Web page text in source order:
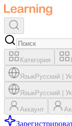
Категория
ЯзыкРусский
ЯзыкРусский
Аккаунт